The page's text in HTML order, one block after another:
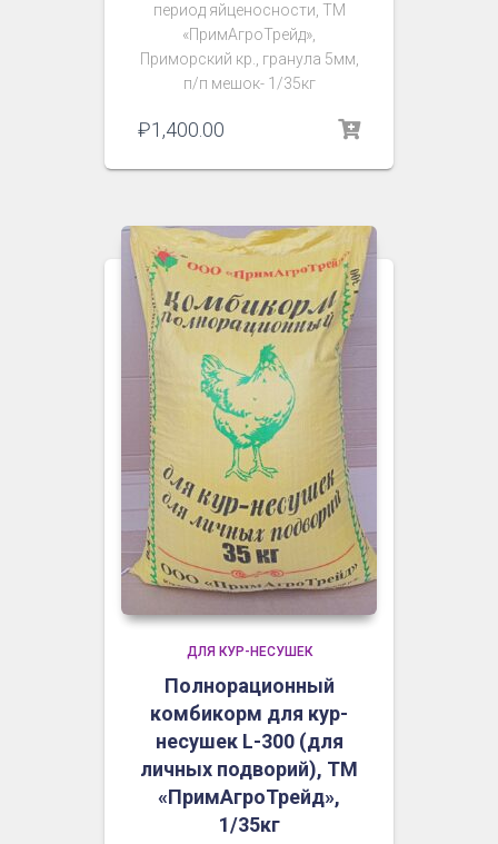
период яйценосности, ТМ
«ПримАгроТрейд»,
Приморский кр., гранула 5мм,
п/п мешок- 1/35кг
₽1,400.00
ДЛЯ КУР-НЕСУШЕК
Полнорационный
комбикорм для кур-
несушек L-300 (для
личных подворий), ТМ
«ПримАгроТрейд»,
1/35кг